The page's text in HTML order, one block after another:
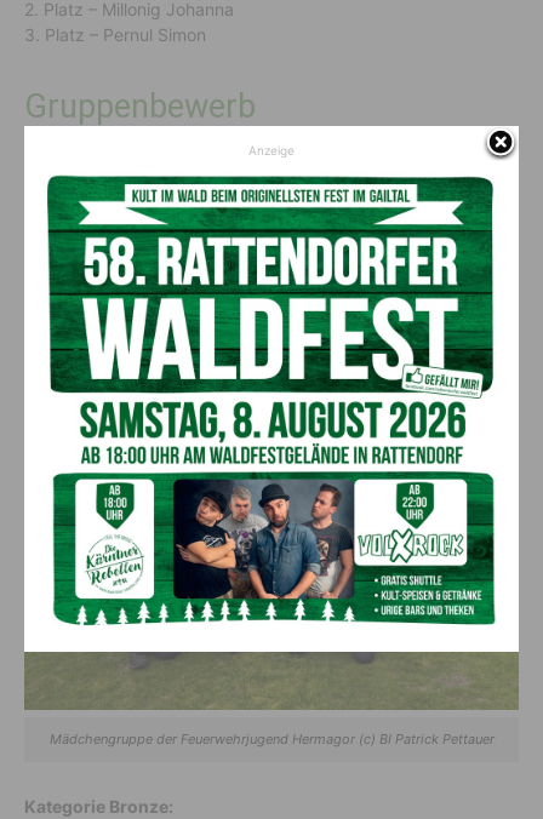
2. Platz – Millonig Johanna
3. Platz – Pernul Simon
Gruppenbewerb
Außerdem fand der Gruppenbewerb, der die Teamarbeit und
Koordination der Feuerwehrjugendgruppe auf die Probe
stellte, großes Interesse. Hier konnte die Feuerwehrjugend
Hermagorerstmalig eine reine Mädchengruppe an den Start
schicken. Die herausragenden Leistungen der Gruppen
wurden wie folgt ausgezeichnet:
Mädchengruppe der Feuerwehrjugend Hermagor (c) BI Patrick Pettauer
Kategorie Bronze:
Anzeige